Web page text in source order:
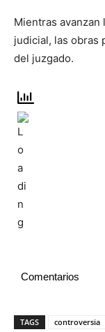
Mientras
judicial, las obras
del juzgado.
Comentarios
TAGS controversia